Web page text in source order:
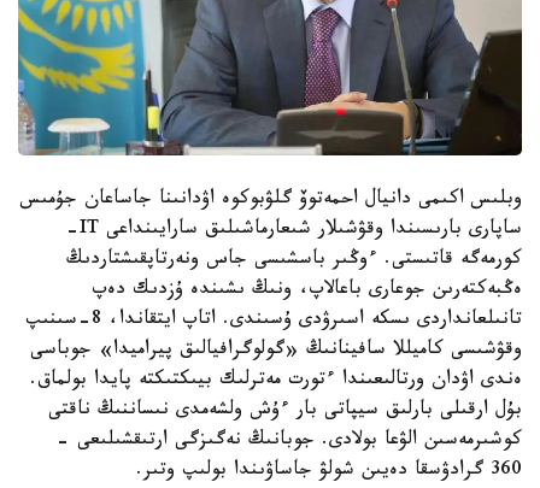
وبلىس اكىمى دانيال احمەتوۆ گلۋبوكوە اۋدانىنا جاساعان جۇمىس
ساپارى بارىسىندا وقۋشىلار شىعارماشىلىق سارايىنداعى IT-
كورمەگە قاتىستى. ءوڭىر باسشىسى جاس ونەرتاپقىشتاردىڭ
ەڭبەكتەرىن جوعارى باعالاپ، ونىڭ ىشىندە ۇزدىك دەپ
تانىلعانداردى ىسكە اسىرۋدى ۇسىندى. اتاپ ايتقاندا، 8-سىنىپ
وقۋشىسى كاميللا سافينانىڭ «گولوگرافيالىق پيراميدا» جوباسى
ەندى اۋدان ورتالىعىندا ءتورت مەترلىك بيىكتىكتە پايدا بولماق.
بۇل ارقىلى بارلىق سيپاتى بار ءۇش ولشەمدى نىساننىڭ ناقتى
كوشىرمەسىن الۋعا بولادى. جوبانىڭ نەگىزگى ارتىقشىلىعى -
360 گرادۋسقا دەيىن شولۋ جاساۋىندا بولىپ وتىر.